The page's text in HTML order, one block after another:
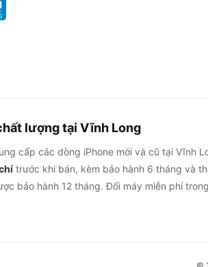
lượng tại Vĩnh Long
cấp các dòng iPhone mới và cũ tại Vĩnh
trước khi bán, kèm bảo hành 6 tháng và
bảo hành 12 tháng. Đổi máy miễn phí